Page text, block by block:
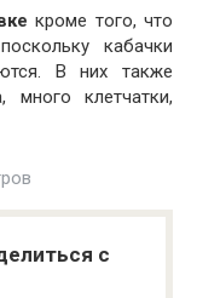
кроме того, что
кабачки
В них также
много клетчатки,
с